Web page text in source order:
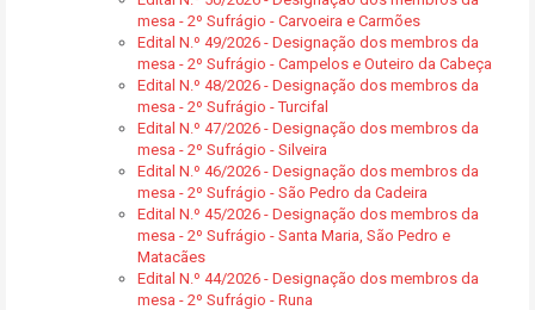
mesa - 2º Sufrágio - Carvoeira e Carmões
Edital N.º 49/2026 - Designação dos membros da
mesa - 2º Sufrágio - Campelos e Outeiro da Cabeça
Edital N.º 48/2026 - Designação dos membros da
mesa - 2º Sufrágio - Turcifal
Edital N.º 47/2026 - Designação dos membros da
mesa - 2º Sufrágio - Silveira
Edital N.º 46/2026 - Designação dos membros da
mesa - 2º Sufrágio - São Pedro da Cadeira
Edital N.º 45/2026 - Designação dos membros da
mesa - 2º Sufrágio - Santa Maria, São Pedro e
Matacães
Edital N.º 44/2026 - Designação dos membros da
mesa - 2º Sufrágio - Runa